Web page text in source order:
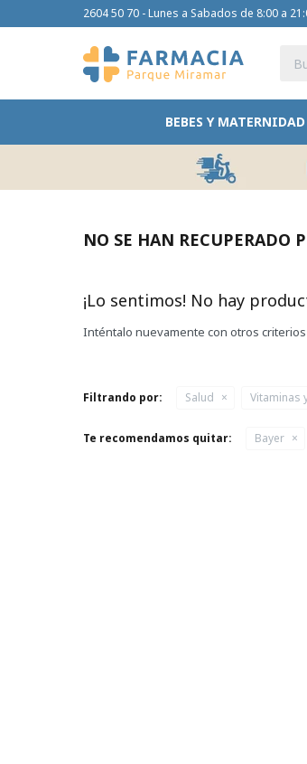
BEBES Y MATERNIDAD
2604 50 70 - Lunes a Sabados de 8:00 a
NO SE HAN RECUPERADO
¡Lo sentimos! No hay
Inténtalo nuevamente con otros
Filtrando por: Salud Vitaminas
Te recomendamos quitar: Bayer